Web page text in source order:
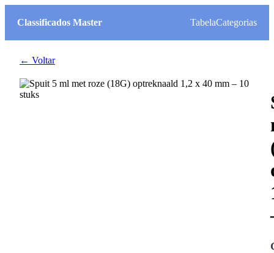
Classificados Master TabelaCategorias
← Voltar